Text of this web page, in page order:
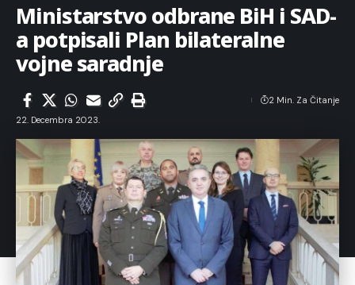
Ministarstvo odbrane BiH i SAD-
a potpisali Plan bilateralne
vojne saradnje
22. Decembra 2023.
2 Min. Za Čitanje